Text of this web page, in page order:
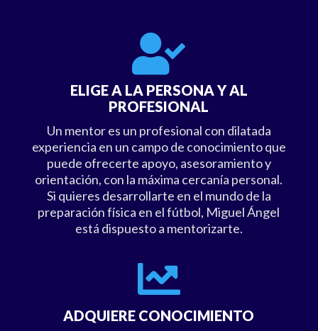

ELIGE A LA PERSONA Y AL
PROFESIONAL
Un mentor es un profesional con dilatada
experiencia en un campo de conocimiento que
puede ofrecerte apoyo, asesoramiento y
orientación, con la máxima cercanía personal.
Si quieres desarrollarte en el mundo de la
preparación física en el fútbol, Miguel Ángel
está dispuesto a mentorizarte.

ADQUIERE CONOCIMIENTO